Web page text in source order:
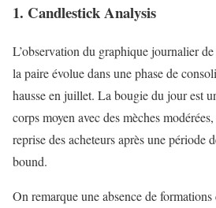
1. Candlestick Analysis
L’observation du graphique journalier
la paire évolue dans une phase de
hausse en juillet. La bougie du jour est
corps moyen avec des mèches
reprise des acheteurs après une période
bound.
On remarque une absence de